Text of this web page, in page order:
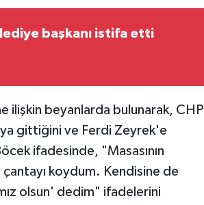
başkanı istifa etti
ilişkin beyanlarda bulunarak, CHP
gittiğini ve Ferdi Zeyrek'e
ifadesinde, "Masasının
çantayı koydum. Kendisine de
olsun' dedim" ifadelerini